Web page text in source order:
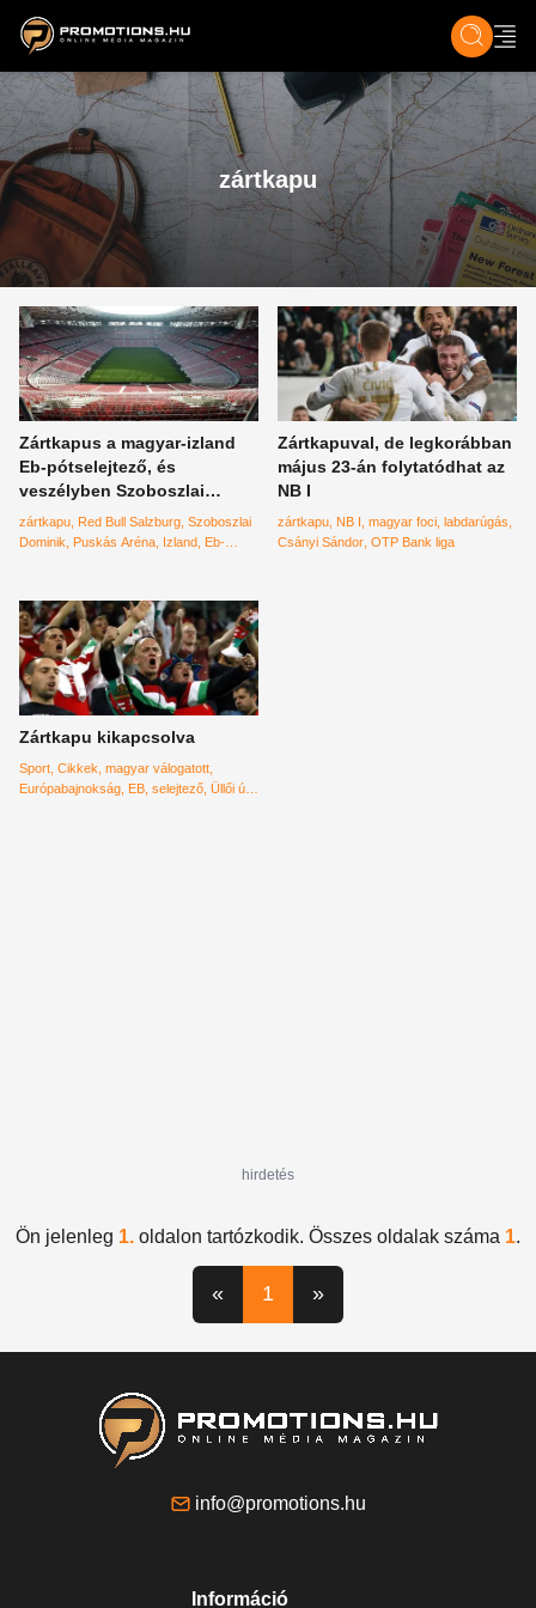
ZENE, FILM & KULT ÉLET TECH &
zártkapu
Zártkapus a magyar-izland
Eb-pótselejtező, és
veszélyben Szoboszlai
szereplése
zártkapu Red Bull Salzburg Szoboszlai
Dominik
Puskás Aréna Izland Eb-
Zártkapuval, de legkorábban
május 23-án folytatódhat az
NB I
zártkapu NB I magyar foci labdarúgás
Csányi Sándor OTP Bank liga
Zártkapu kikapcsolva
Sport Cikkek magyar válogatott
Európabajnokság EB selejtező Üllői úti
hirdetés
Ön jelenleg 1. oldalon tartózkodik. Összes oldalak száma 1.
« 1 »
info@promotions.hu
Információ